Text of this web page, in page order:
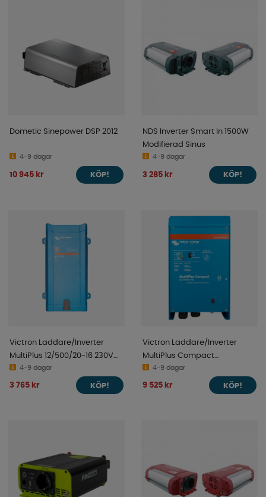
Dometic Sinepower DSP 2012
4-9 dagar
10 945 kr KÖP!
NDS Inverter Smart In 1500W
Modifierad Sinus
4-9 dagar
3 285 kr KÖP!
Victron Laddare/Inverter
MultiPlus 12/500/20-16 230V
VE.Bus
4-9 dagar
3 765 kr KÖP!
Victron Laddare/Inverter
MultiPlus Compact
12/1600/70-16 230V VE.Bus
4-9 dagar
9 525 kr KÖP!